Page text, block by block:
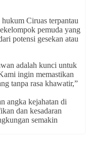
Ciruas terpantau
pemuda yang
potensi gesekan atau
adalah kunci untuk
ingin memastikan
tanpa rasa khawatir,”
angka kejahatan di
dan kesadaran
semakin